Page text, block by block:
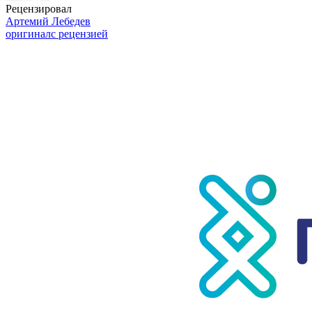
Рецензировал
Артемий Лебедев
оригиналс рецензией